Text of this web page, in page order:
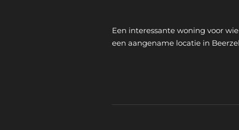
Een interessante woning voor
een aangename locatie in